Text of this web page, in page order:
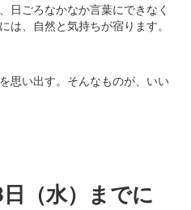
日ごろなかなか言葉にできなく
は、自然と気持ちが宿ります。
思い出す。そんなものが、いい
（水）までに